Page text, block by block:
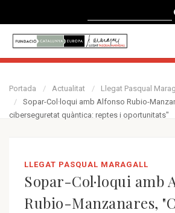
Portada Actualitat
Llegat Pasqual
Sopar-Col·loqui amb Alfonso Rubio-
ciberseguretat quàntica: reptes i oportunitats"
LLEGAT PASQUAL MARAGALL
Sopar-Col·loqui amb
Rubio-Manzanares,